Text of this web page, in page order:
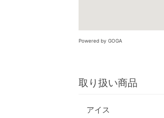
Powered by GOGA
取り扱い商品
アイス